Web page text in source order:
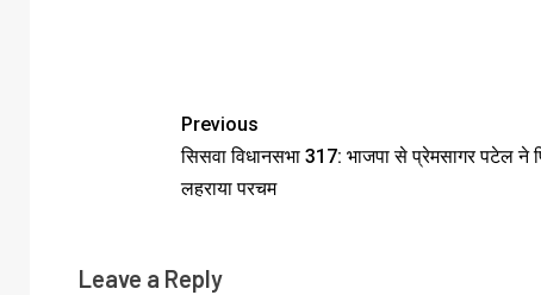
Previous
सिसवा विधानसभा 317: भाजपा से प्रेमसागर पटेल ने
लहराया परचम
Leave a Reply